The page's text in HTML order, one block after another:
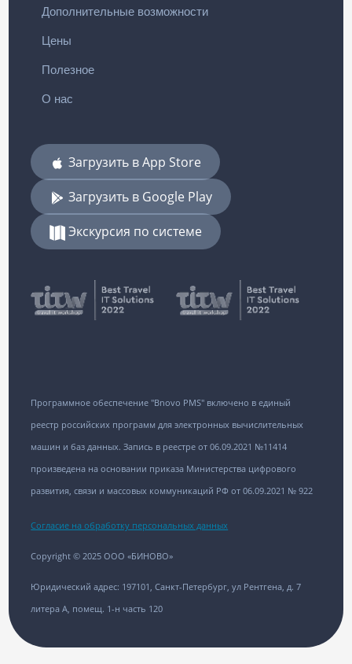
Дополнительные возможности
Цены
Полезное
О нас
Загрузить в App Store
Загрузить в Google Play
Экскурсия по системе
Программное обеспечение "Bnovo PMS" включено в единый
реестр российских программ для электронных вычислительных
машин и баз данных. Запись в реестре от 06.09.2021 №11414
произведена на основании приказа Министерства цифрового
развития, связи и массовых коммуникаций РФ от 06.09.2021 № 922
Согласие на обработку персональных данных
Copyright © 2025 ООО «БИНОВО»
Юридический адрес: 197101, Санкт-Петербург, ул Рентгена, д. 7
литера А, помещ. 1-н часть 120